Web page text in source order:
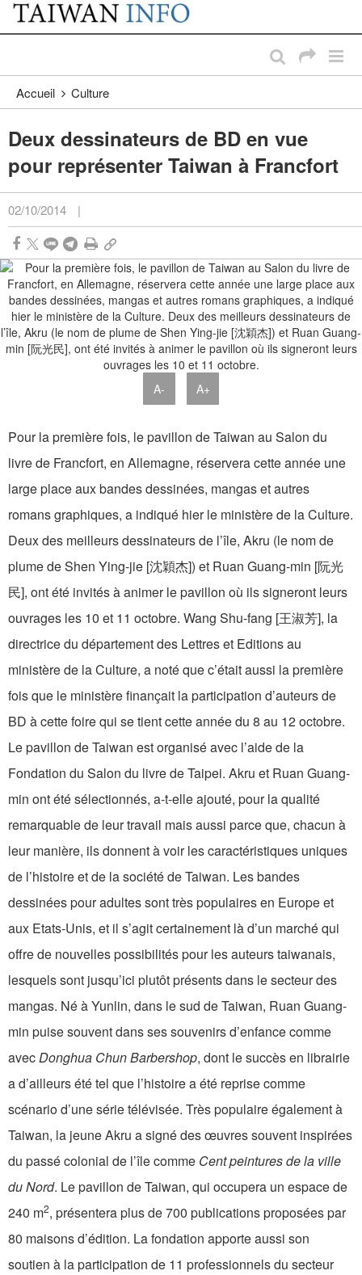
Passer au contenu principal
:::
Accueil Culture
Deux dessinateurs de BD en vue
pour représenter Taiwan à Francfort
02/10/2014 |
A- A+
Pour la première fois, le pavillon de Taiwan au Salon du
livre de Francfort, en Allemagne, réservera cette année une
large place aux bandes dessinées, mangas et autres
romans graphiques, a indiqué hier le ministère de la Culture.
Deux des meilleurs dessinateurs de l’île, Akru (le nom de
plume de Shen Ying-jie [沈穎杰]) et Ruan Guang-min [阮光
民], ont été invités à animer le pavillon où ils signeront leurs
ouvrages les 10 et 11 octobre. Wang Shu-fang [王淑芳], la
directrice du département des Lettres et Editions au
ministère de la Culture, a noté que c’était aussi la première
fois que le ministère finançait la participation d’auteurs de
BD à cette foire qui se tient cette année du 8 au 12 octobre.
Le pavillon de Taiwan est organisé avec l’aide de la
Fondation du Salon du livre de Taipei. Akru et Ruan Guang-
min ont été sélectionnés, a-t-elle ajouté, pour la qualité
remarquable de leur travail mais aussi parce que, chacun à
leur manière, ils donnent à voir les caractéristiques uniques
de l’histoire et de la société de Taiwan. Les bandes
dessinées pour adultes sont très populaires en Europe et
aux Etats-Unis, et il s’agit certainement là d’un marché qui
offre de nouvelles possibilités pour les auteurs taiwanais,
lesquels sont jusqu’ici plutôt présents dans le secteur des
mangas. Né à Yunlin, dans le sud de Taiwan, Ruan Guang-
min puise souvent dans ses souvenirs d’enfance comme
avecDonghua Chun Barbershop, dont le succès en librairie
a d’ailleurs été tel que l’histoire a été reprise comme
scénario d’une série télévisée. Très populaire également à
Taiwan, la jeune Akru a signé des œuvres souvent inspirées
du passé colonial de l’île comme Cent peintures de la ville
du Nord. Le pavillon de Taiwan, qui occupera un espace de
240 m2, présentera plus de 700 publications proposées par
80 maisons d’édition. La fondation apporte aussi son
soutien à la participation de 11 professionnels du secteur